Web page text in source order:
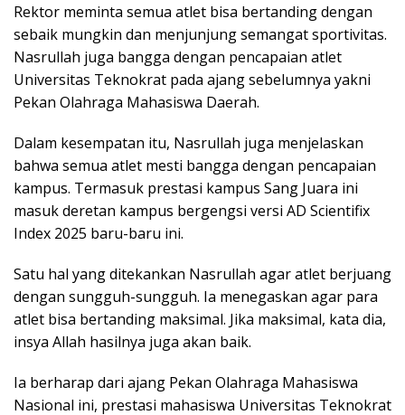
Rektor meminta semua atlet bisa bertanding dengan
sebaik mungkin dan menjunjung semangat sportivitas.
Nasrullah juga bangga dengan pencapaian atlet
Universitas Teknokrat pada ajang sebelumnya yakni
Pekan Olahraga Mahasiswa Daerah.
Dalam kesempatan itu, Nasrullah juga menjelaskan
bahwa semua atlet mesti bangga dengan pencapaian
kampus. Termasuk prestasi kampus Sang Juara ini
masuk deretan kampus bergengsi versi AD Scientifix
Index 2025 baru-baru ini.
Satu hal yang ditekankan Nasrullah agar atlet berjuang
dengan sungguh-sungguh. Ia menegaskan agar para
atlet bisa bertanding maksimal. Jika maksimal, kata dia,
insya Allah hasilnya juga akan baik.
Ia berharap dari ajang Pekan Olahraga Mahasiswa
Nasional ini, prestasi mahasiswa Universitas Teknokrat